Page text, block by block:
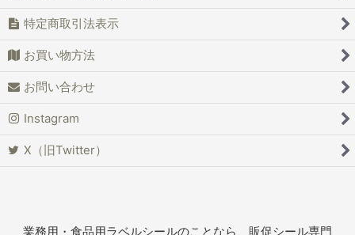
特定商取引法表示
お買い物方法
お問い合わせ
Instagram
X（旧Twitter）
業務用・食品用ラベルシールのことなら、販促シール専門